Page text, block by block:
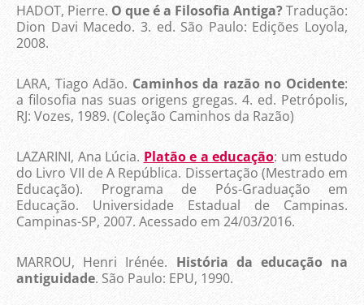
HADOT, Pierre. O que é a Filosofia Antiga?Tradução:
Dion Davi Macedo. 3. ed. São Paulo: Edições Loyola,
2008.
LARA, Tiago Adão. Caminhos da razão no Ocidente:
a filosofia nas suas origens gregas. 4. ed. Petrópolis,
RJ: Vozes, 1989. (Coleção Caminhos da Razão)
LAZARINI, Ana Lúcia. Platão e a educação: um estudo
do Livro VII de A República. Dissertação (Mestrado em
Educação). Programa de Pós-Graduação em
Educação. Universidade Estadual de Campinas.
Campinas-SP, 2007. Acessado em 24/03/2016.
MARROU, Henri Irénée. História da educação na
antiguidade. São Paulo: EPU, 1990.